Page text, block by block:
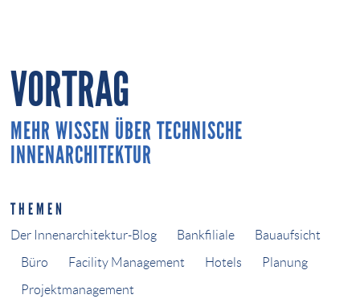
VORTRAG
MEHR WISSEN ÜBER TECHNISCHE
INNENARCHITEKTUR
THEMEN
Der Innenarchitektur-Blog Bankfiliale
Bauaufsicht
Büro
Facility Management Hotels
Planung
Projektmanagement